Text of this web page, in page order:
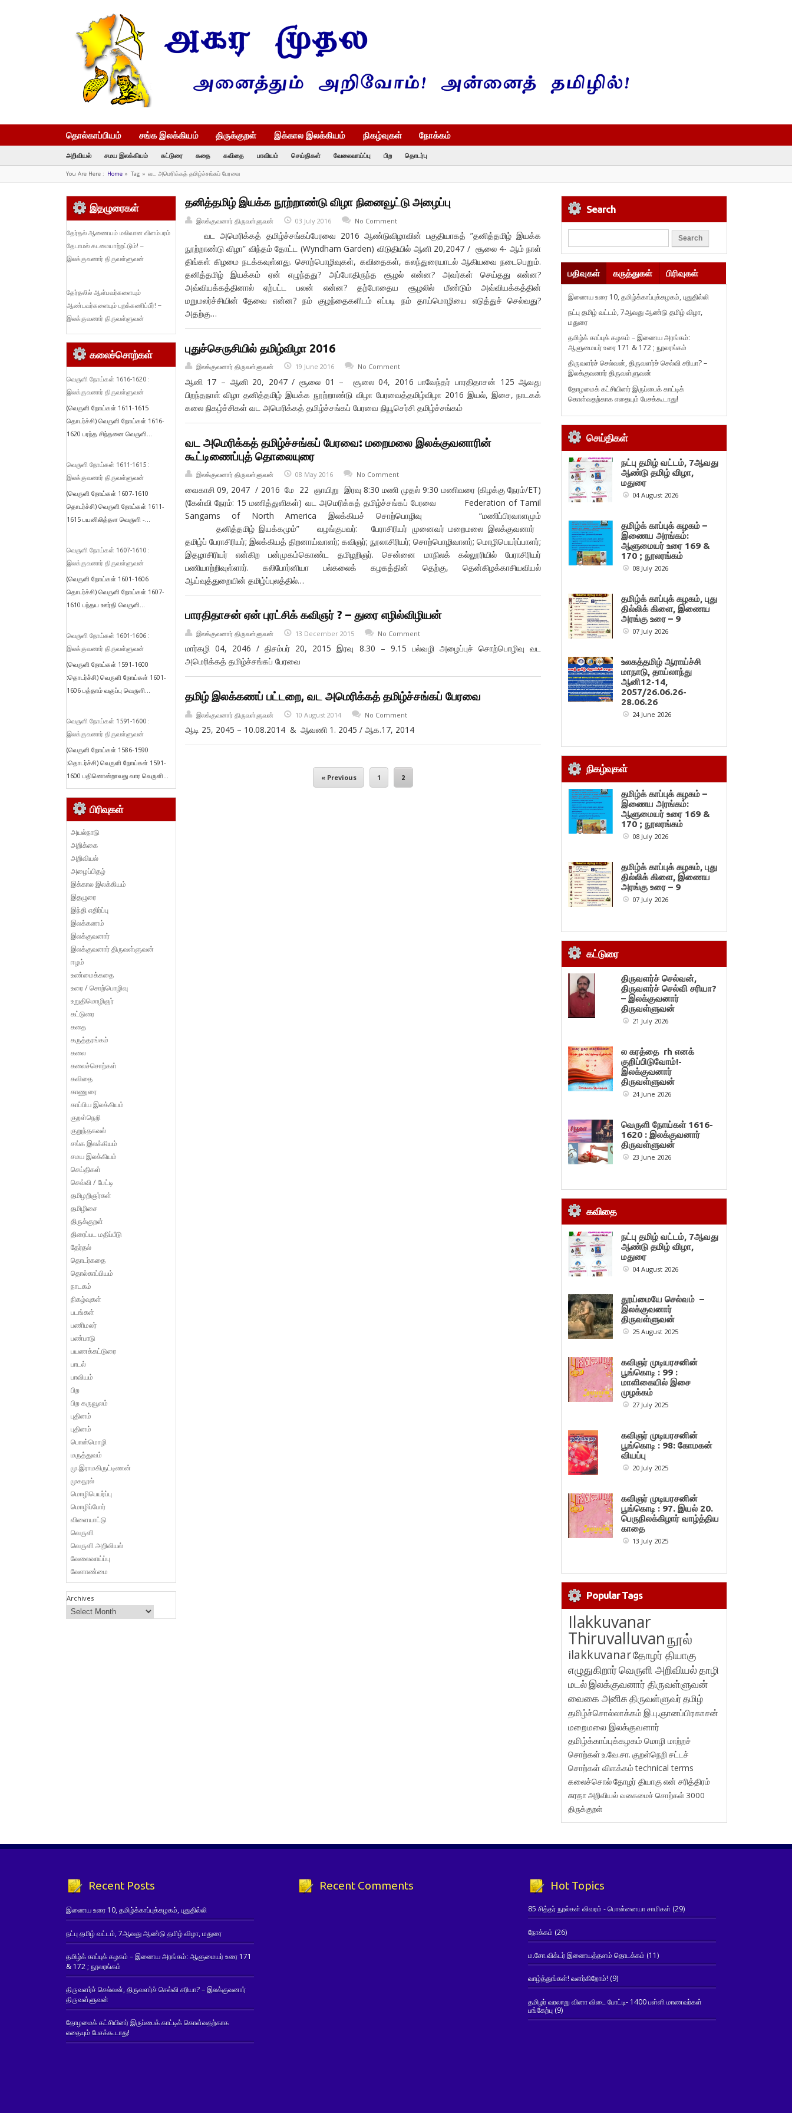
தொல்காப்பியம் சங்க இலக்கியம் திருக்குறள் இக்கால இலக்கியம் நிகழ்வுகள் நோக்கம்
அறிவியல் சமய இலக்கியம் கட்டுரை கதை கவிதை பாவியம் செய்திகள் வேலைவாய்ப்பு பிற தொடர்பு
You Are Here : Home» Tag » வட அமெரிக்கத் தமிழ்ச்சங்கப் பேரவை
தனித்தமிழ் இயக்க நூற்றாண்டு விழா நினைவூட்டு அழைப்பு
இலக்குவனார் திருவள்ளுவன் 03 July 2016 No Comment
வட அமெரிக்கத் தமிழ்ச்சங்கப்பேரவை 2016 ஆண்டுவிழாவின் பகுதியாகத் ”தனித்தமிழ் இயக்க
நூற்றாண்டு விழா” விந்தம் தோட்ட (Wyndham Garden) விடுதியில் ஆனி 20,2047 / சூலை 4- ஆம் நாள்
திங்கள் கிழமை நடக்கவுள்ளது. சொற்பொழிவுகள், கவிதைகள், கலந்துரையாடல் ஆகியவை நடைபெறும்.
தனித்தமிழ் இயக்கம் ஏன் எழுந்தது? அப்போதிருந்த சூழல் என்ன? அவர்கள் செய்தது என்ன?
அவ்வியக்கத்தினால் ஏற்பட்ட பலன் என்ன? தற்போதைய சூழலில் மீண்டும் அவ்வியக்கத்தின்
மறுமலர்ச்சியின் தேவை என்ன? நம் குழந்தைகளிடம் எப்படி நம் தாய்மொழியை எடுத்துச் செல்வது?
அதற்கு…
புதுச்செருசியில் தமிழ்விழா 2016
இலக்குவனார் திருவள்ளுவன் 19 June 2016 No Comment
ஆனி 17 – ஆனி 20, 2047 / சூலை 01 – சூலை 04, 2016 பாவேந்தர் பாரதிதாசன் 125 ஆவது
பிறந்தநாள் விழா தனித்தமிழ் இயக்க நூற்றாண்டு விழா பேரவைத்தமிழ்விழா 2016 இயல், இசை, நாடகக்
கலை நிகழ்ச்சிகள் வட அமெரிக்கத் தமிழ்ச்சங்கப் பேரவை நியூசெர்சி தமிழ்ச்சங்கம்
வட அமெரிக்கத் தமிழ்ச்சங்கப் பேரவை: மறைமலை இலக்குவனாரின்
கூட்டிணைப்புத் தொலையுரை
இலக்குவனார் திருவள்ளுவன் 08 May 2016 No Comment
வைகாசி 09, 2047 / 2016 மே 22 ஞாயிறு இரவு 8:30 மணி முதல் 9:30 மணிவரை (கிழக்கு நேரம்/ET)
(கேள்வி நேரம்: 15 மணித்துளிகள்) வட அமெரிக்கத் தமிழ்ச்சங்கப் பேரவை Federation of Tamil
Sangams of North America இலக்கியச் சொற்பொழிவு “மணிப்பிரவாளமும்
தனித்தமிழ் இயக்கமும்” வழங்குபவர்: பேராசிரியர் முனைவர் மறைமலை இலக்குவனார்
தமிழ்ப் பேராசிரியர்; இலக்கியத் திறனாய்வாளர்; கவிஞர்; நூலாசிரியர்; சொற்பொழிவாளர்; மொழிபெயர்ப்பாளர்;
இதழாசிரியர் என்கிற பன்முகம்கொண்ட தமிழறிஞர். சென்னை மாநிலக் கல்லூரியில் பேராசிரியர்
பணியாற்றிவுள்ளார். கலிபோர்னியா பல்கலைக் கழகத்தின் தெற்கு, தென்கிழக்காசியவியல்
ஆய்வுத்துறையின் தமிழ்ப்புலத்தில்…
பாரதிதாசன் ஏன் புரட்சிக் கவிஞர் ? – துரை எழில்விழியன்
இலக்குவனார் திருவள்ளுவன் 13 December 2015 No Comment
மார்கழி 04, 2046 / திசம்பர் 20, 2015 இரவு 8.30 – 9.15 பல்வழி அழைப்புச் சொற்பொழிவு வட
அமெரிக்கத் தமிழ்ச்சங்கப் பேரவை
தமிழ் இலக்கணப் பட்டறை, வட அமெரிக்கத் தமிழ்ச்சங்கப் பேரவை
இலக்குவனார் திருவள்ளுவன் 10 August 2014 No Comment
ஆடி 25, 2045 – 10.08.2014 & ஆவணி 1. 2045 / ஆக.17, 2014
« Previous 1 2
இதழுரைகள்
தேர்தல் ஆணையம் மலிவான விளம்பரம்
தேடாமல் கடமையாற்றட்டும்! –
இலக்குவனார் திருவள்ளுவன்
தேர்தலில் ஆள்பவர்களையும்
ஆண்டவர்களையும் புறக்கணிப்பீர்! –
இலக்குவனார் திருவள்ளுவன்
கலைச்சொற்கள்
வெருளி நோய்கள் 1616-1620 :
இலக்குவனார் திருவள்ளுவன்
(வெருளி நோய்கள் 1611-1615
தொடர்ச்சி) வெருளி நோய்கள் 1616-
1620 பரந்த சிந்தனை வெருளி...
வெருளி நோய்கள் 1611-1615 :
இலக்குவனார் திருவள்ளுவன்
(வெருளி நோய்கள் 1607-1610
தொடர்ச்சி) வெருளி நோய்கள் 1611-
1615 பயனிலித்தள வெருளி -...
வெருளி நோய்கள் 1607-1610 :
இலக்குவனார் திருவள்ளுவன்
(வெருளி நோய்கள் 1601-1606
தொடர்ச்சி) வெருளி நோய்கள் 1607-
1610 பந்தய ஊர்தி வெருளி...
வெருளி நோய்கள் 1601-1606 :
இலக்குவனார் திருவள்ளுவன்
(வெருளி நோய்கள் 1591-1600
:தொடர்ச்சி) வெருளி நோய்கள் 1601-
1606 பத்தாம் வகுப்பு வெருளி...
வெருளி நோய்கள் 1591-1600 :
இலக்குவனார் திருவள்ளுவன்
(வெருளி நோய்கள் 1586-1590
:தொடர்ச்சி) வெருளி நோய்கள் 1591-
1600 பதினொன்றாவது வார வெருளி...
பிரிவுகள்
அயல்நாடு
அறிக்கை
அறிவியல்
அழைப்பிதழ்
இக்கால இலக்கியம்
இதழுரை
இந்தி எதிர்ப்பு
இலக்கணம்
இலக்குவனார்
இலக்குவனார் திருவள்ளுவன்
ஈழம்
உண்மைக்கதை
உரை / சொற்பொழிவு
உறுதிமொழிஞர்
கட்டுரை
கதை
கருத்தரங்கம்
கலை
கலைச்சொற்கள்
கவிதை
காணுரை
காப்பிய இலக்கியம்
குறள்நெறி
குறுந்தகவல்
சங்க இலக்கியம்
சமய இலக்கியம்
செய்திகள்
செவ்வி / பேட்டி
தமிழறிஞர்கள்
தமிழிசை
திருக்குறள்
திரைப்பட மதிப்பீடு
தேர்தல்
தொடர்கதை
தொல்காப்பியம்
நாடகம்
நிகழ்வுகள்
படங்கள்
பணிமலர்
பண்பாடு
பயணக்கட்டுரை
பாடல்
பாவியம்
பிற
பிற கருவூலம்
புதினம்
புதினம்
பொன்மொழி
மருத்துவம்
மு.இராமகிருட்டிணன்
முகநூல்
மொழிபெயர்ப்பு
மொழிப்போர்
விளையாட்டு
வெருளி
வெருளி அறிவியல்
வேலைவாய்ப்பு
வேளாண்மை
Archives
Search
பதிவுகள் கருத்துகள் பிரிவுகள்
இணைய உரை 10, தமிழ்க்காப்புக்கழகம், புதுதில்லி
நட்பு தமிழ் வட்டம், 7ஆவது ஆண்டு தமிழ் விழா,
மதுரை
தமிழ்க் காப்புக் கழகம் – இணைய அரங்கம்:
ஆளுமையர் உரை 171 & 172 ; நூலரங்கம்
திருவளர்ச் செல்வன், திருவளர்ச் செல்வி சரியா? –
இலக்குவனார் திருவள்ளுவன்
தோழமைக் கட்சியினர் இருப்பைக் காட்டிக்
கொள்வதற்காக எதையும் பேசக்கூடாது!
செய்திகள்
நட்பு தமிழ் வட்டம், 7ஆவது
ஆண்டு தமிழ் விழா,
மதுரை
04 August 2026
தமிழ்க் காப்புக் கழகம் –
இணைய அரங்கம்:
ஆளுமையர் உரை 169 &
170 ; நூலரங்கம்
08 July 2026
தமிழ்க் காப்புக் கழகம், புது
தில்லிக் கிளை, இணைய
அரங்கு உரை – 9
07 July 2026
உலகத்தமிழ் ஆராய்ச்சி
மாநாடு, தாய்லாந்து
ஆனி12-14,
2057/26.06.26-
28.06.26
24 June 2026
நிகழ்வுகள்
தமிழ்க் காப்புக் கழகம் –
இணைய அரங்கம்:
ஆளுமையர் உரை 169 &
170 ; நூலரங்கம்
08 July 2026
தமிழ்க் காப்புக் கழகம், புது
தில்லிக் கிளை, இணைய
அரங்கு உரை – 9
07 July 2026
கட்டுரை
திருவளர்ச் செல்வன்,
திருவளர்ச் செல்வி சரியா?
– இலக்குவனார்
திருவள்ளுவன்
21 July 2026
ல கரத்தை rh எனக்
குறிப்பிடுவோம்!-
இலக்குவனார்
திருவள்ளுவன்
24 June 2026
வெருளி நோய்கள் 1616-
1620 : இலக்குவனார்
திருவள்ளுவன்
23 June 2026
கவிதை
நட்பு தமிழ் வட்டம், 7ஆவது
ஆண்டு தமிழ் விழா,
மதுரை
04 August 2026
தூய்மையே செல்வம் –
இலக்குவனார்
திருவள்ளுவன்
25 August 2025
கவிஞர் முடியரசனின்
பூங்கொடி : 99 :
மாளிகையில் இசை
முழக்கம்
27 July 2025
கவிஞர் முடியரசனின்
பூங்கொடி : 98: கோமகன்
வியப்பு
20 July 2025
கவிஞர் முடியரசனின்
பூங்கொடி : 97. இயல் 20.
பெருநிலக்கிழார் வாழ்த்திய
காதை
13 July 2025
Popular Tags
Ilakkuvanar
Thiruvalluvanநூல்
ilakkuvanarதோழர் தியாகு
எழுதுகிறார்வெருளி அறிவியல்தாழி
மடல்இலக்குவனார் திருவள்ளுவன்
வைகை அனிசுதிருவள்ளுவர்தமிழ்
தமிழ்ச்சொல்லாக்கம் இ.பு.ஞானப்பிரகாசன்
மறைமலை இலக்குவனார்
தமிழ்க்காப்புக்கழகம் மொழி மாற்றச்
சொற்கள்உ.வே.சா. குறள்நெறி சட்டச்
சொற்கள் விளக்கம்technical terms
கலைச்சொல்தோழர் தியாகுஎன் சரித்திரம்
சுரதாஅறிவியல் வகைமைச் சொற்கள் 3000
திருக்குறள்
Recent Posts
இணைய உரை 10, தமிழ்க்காப்புக்கழகம், புதுதில்லி
நட்பு தமிழ் வட்டம், 7ஆவது ஆண்டு தமிழ் விழா, மதுரை
தமிழ்க் காப்புக் கழகம் – இணைய அரங்கம்: ஆளுமையர் உரை 171
& 172 ; நூலரங்கம்
திருவளர்ச் செல்வன், திருவளர்ச் செல்வி சரியா? – இலக்குவனார்
திருவள்ளுவன்
தோழமைக் கட்சியினர் இருப்பைக் காட்டிக் கொள்வதற்காக
எதையும் பேசக்கூடாது!
Recent Comments Hot Topics
85 சித்தர் நூல்கள் விவரம் - பொன்னையா சாமிகள் (29)
நோக்கம் (26)
ம.சோ.விக்டர் இணையத்தளம் தொடக்கம் (11)
வாழ்த்துங்கள்! வளர்கிறோம்! (9)
தமிழர் வரலாறு வினா விடை போட்டி- 1400 பள்ளி மாணவர்கள்
பங்கேற்பு(9)